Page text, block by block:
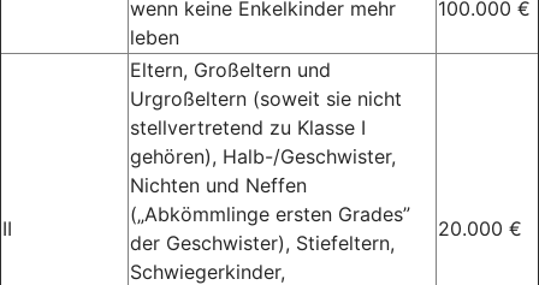
wenn keine Enkelkinder mehr
leben
100.000 €
II
Eltern, Großeltern und
Urgroßeltern (soweit sie nicht
stellvertretend zu Klasse I
gehören), Halb-/Geschwister,
Nichten und Neffen
(„Abkömmlinge ersten Grades”
der Geschwister), Stiefeltern,
Schwiegerkinder,
20.000 €